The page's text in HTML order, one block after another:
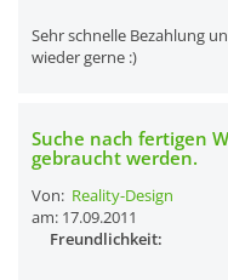
Sehr schnelle Bezahlung
wieder gerne :)
Suche nach fertigen
gebraucht werden.
Von: Reality-Design
am: 17.09.2011
Freundlichkeit: